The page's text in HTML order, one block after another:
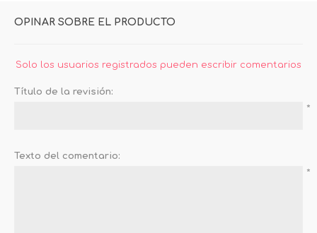
OPINAR SOBRE EL PRODUCTO
Solo los usuarios registrados pueden escribir comentarios
Título de la revisión:
*
Texto del comentario:
*